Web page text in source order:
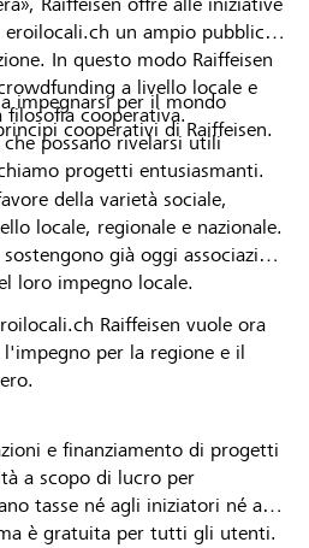
eroilocali.ch un ampio pubblico
In questo modo Raiffeisen
a livello locale e
filosofia cooperativa.
possano rivelarsi utili
progetti entusiasmanti.
impegnarsi per il mondo
cooperativi di Raiffeisen.
della varietà sociale,
locale, regionale e nazionale.
già oggi associazioni
loro impegno locale.
Raiffeisen vuole ora
per la regione e il
e finanziamento di progetti
a scopo di lucro per
tasse né agli iniziatori né ai
è gratuita per tutti gli utenti.